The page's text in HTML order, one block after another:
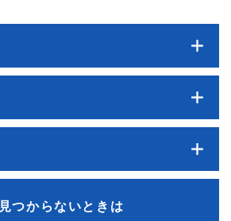
見つからないときは